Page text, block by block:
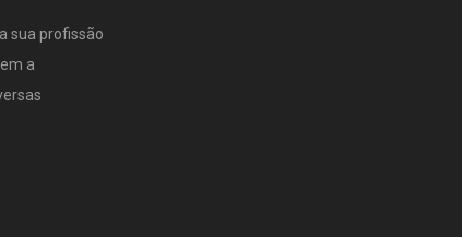
sua profissão
a